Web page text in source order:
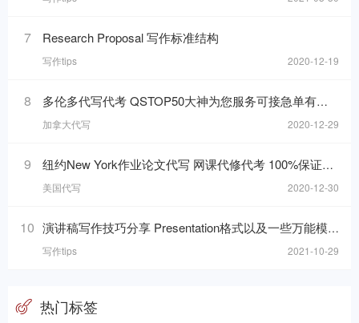
7 Research Proposal 写作标准结构
写作tips 2020-12-19
8 多伦多代写代考 QSTOP50大神为您服务可接急单有保障
加拿大代写 2020-12-29
9 纽约New York作业论文代写 网课代修代考 100%保证质量可加急
美国代写 2020-12-30
10 演讲稿写作技巧分享 Presentation格式以及一些万能模板句分享
写作tips 2021-10-29
热门标签